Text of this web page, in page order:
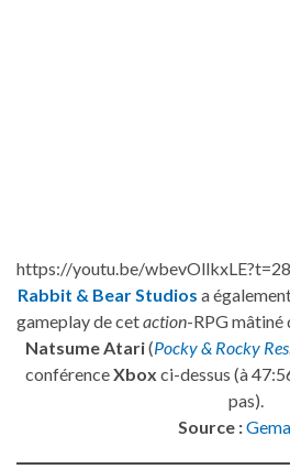
https://youtu.be/
Rabbit & Bear Studios a
gameplay de cetaction-RPG mâtiné
Natsume Atari(Pocky & Rocky
conférenceXbox ci-dessus (à
pas).
Source :